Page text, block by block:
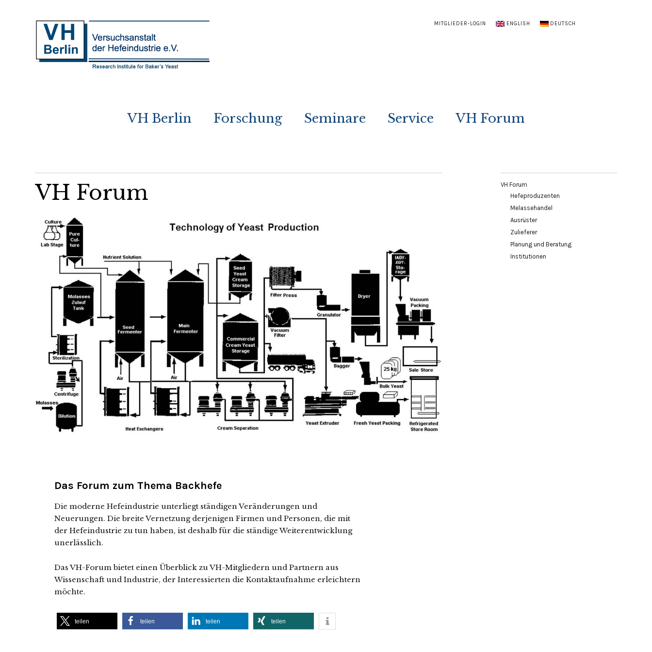
MITGLIEDER-LOGIN ENGLISH DEUTSCH
VH Berlin Forschung Seminare Service VH Forum
VH Forum
Das Forum zum Thema Backhefe
Die moderne Hefeindustrie unterliegt ständigen Veränderungen und
Neuerungen. Die breite Vernetzung derjenigen Firmen und Personen, die mit
der Hefeindustrie zu tun haben, ist deshalb für die ständige Weiterentwicklung
unerlässlich.
Das VH-Forum bietet einen Überblick zu VH-Mitgliedern und Partnern aus
Wissenschaft und Industrie, der Interessierten die Kontaktaufnahme erleichtern
möchte.
teilen teilen teilen teilen
VH Forum
Hefeproduzenten
Melassehandel
Ausrüster
Zulieferer
Planung und Beratung
Institutionen